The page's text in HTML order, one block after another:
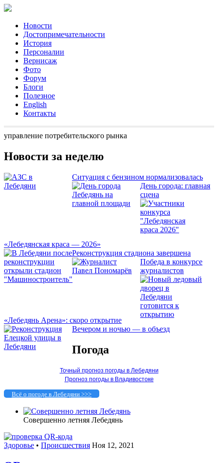
Новости
Достопримечательности
История
Персоналии
Вернисаж
Фото
Форум
Блоги
Полезное
English
Контакты
управление потребительского рынка
Новости за неделю
Ситуация с бензином нормализовалась
День города: главная
сцена
«Лебедянская краса — 2026»
Реконструкция стадиона завершена
Победа в конкурсе
журналистов
«Лебедянь Арена»: скоро открытие
Вечером и ночью — в объезд
Погода
Точный прогноз погоды в Лебедяни
Прогноз погоды в Владивостоке
Всё о погоде в Лебедяни >>>
Совершенно летняя Лебедянь
Здоровье • Происшествия Ноя 12, 2021